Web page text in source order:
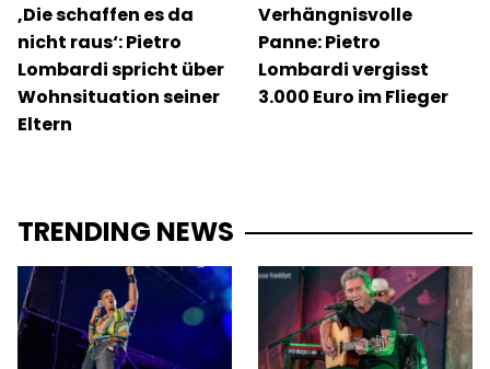
‚Die schaffen es da
nicht raus‘: Pietro
Lombardi spricht über
Wohnsituation seiner
Eltern
Verhängnisvolle
Panne: Pietro
Lombardi vergisst
3.000 Euro im Flieger
TRENDING NEWS